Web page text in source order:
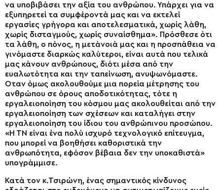
να υποβιβάσει την αξία του ανθρώπου. Υπάρχει για να
εξυπηρετεί τα συμφέροντά μας και να εκτελεί
εργασίες γρήγορα και αποτελεσματικά, χωρίς λάθη,
χωρίς δισταγμούς, χωρίς συναίσθημα». Πρόσθεσε ότι
τα λάθη, ο πόνος, η μετάνοιά μας και η προσπάθεια να
γινόμαστε διαρκώς καλύτεροι, είναι αυτά που τελικά
μας κάνουν ανθρώπους, διότι μέσα από την
ευαλωτότητα και την ταπείνωση, ανυψωνόμαστε.
Οταν όμως ακολουθούμε μια πορεία μέτρησης του
ανθρώπου σε όρους αποδοτικότητας, τότε η
εργαλειοποίηση του κόσμου μας ακολουθείται από την
εργαλειοποίηση των σχέσεων και καταλήγει στην
εργαλειοποίηση του ίδιου του ανθρώπινου προσώπου.
«Η ΤΝ είναι ένα πολύ ισχυρό τεχνολογικό επίτευγμα,
που μπορεί να βοηθήσει καθοριστικά την
ανθρωπότητα, εφόσον βέβαια δεν την υποκαθιστά»
υπογράμμισε.
Κατά τον κ.Τσιρώνη, ένας σημαντικός κίνδυνος